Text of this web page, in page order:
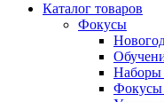
Каталог товаров
Фокусы
Наборы
Фокусы